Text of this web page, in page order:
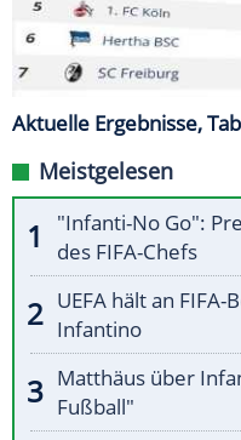
Aktuelle Ergebnisse,
Meistgelesen
"Infanti-No Go":
des FIFA-Chefs
UEFA hält an
Infantino
Matthäus über
Fußball"